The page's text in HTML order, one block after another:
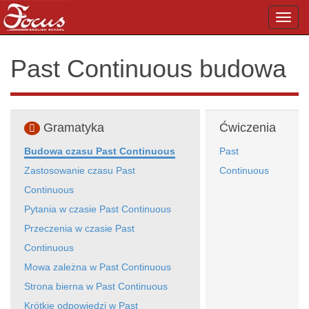
Past Continuous budowa
Gramatyka
Budowa czasu Past Continuous
Zastosowanie czasu Past
Continuous
Pytania w czasie Past Continuous
Przeczenia w czasie Past
Continuous
Mowa zależna w Past Continuous
Strona bierna w Past Continuous
Krótkie odpowiedzi w Past
Ćwiczenia
Past
Continuous